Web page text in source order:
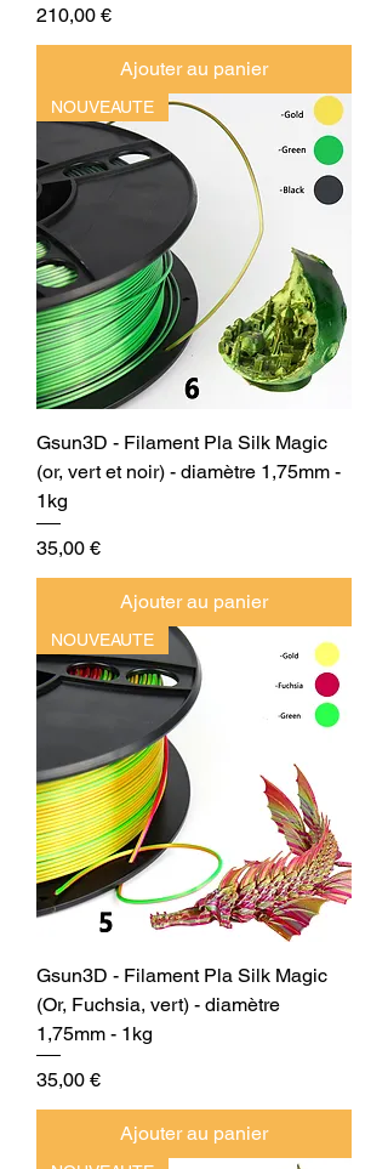
Prix
210,00 €
Ajouter au panier
NOUVEAUTE
Gsun3D - Filament Pla Silk Magic
(or, vert et noir) - diamètre 1,75mm -
1kg
Prix
35,00 €
Ajouter au panier
NOUVEAUTE
Gsun3D - Filament Pla Silk Magic
(Or, Fuchsia, vert) - diamètre
1,75mm - 1kg
Prix
35,00 €
Ajouter au panier